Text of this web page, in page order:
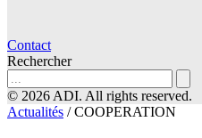
Contact
Rechercher
© 2026 ADI. All rights reserved.
Actualités / COOPERATION